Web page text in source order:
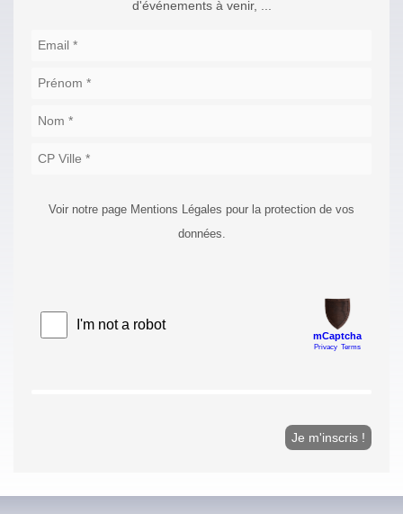
d'événements à venir, ...
Voir notre page Mentions Légales pour la protection de vos
données.